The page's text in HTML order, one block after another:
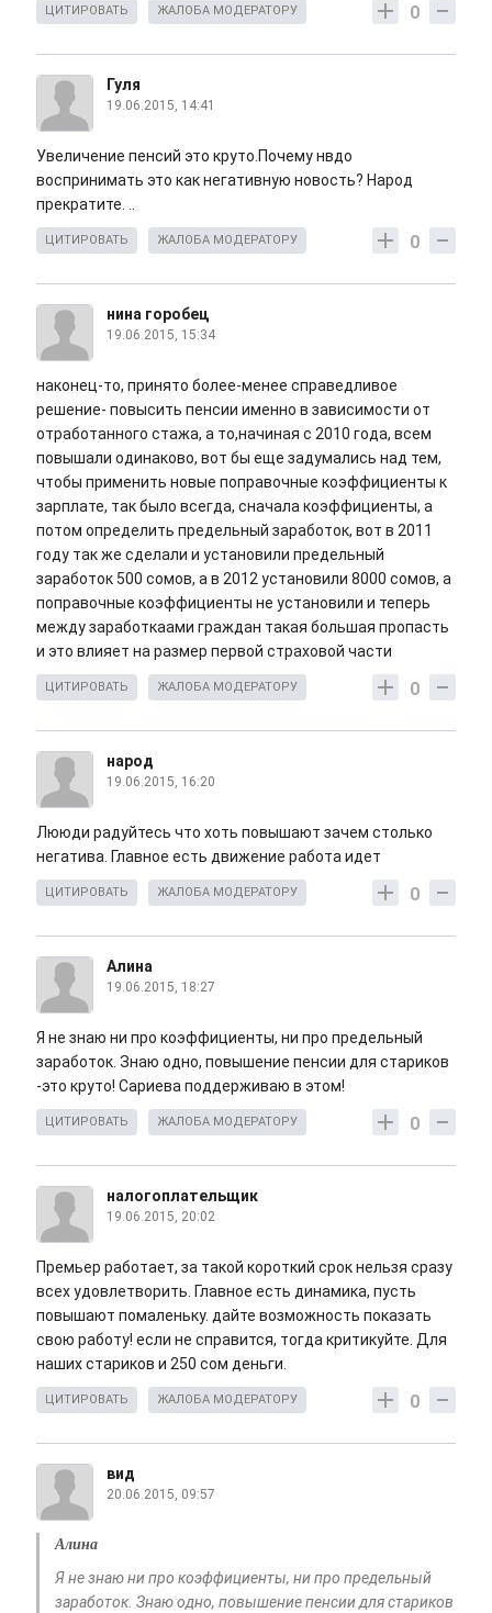
0
ЦИТИРОВАТЬ ЖАЛОБА МОДЕРАТОРУ
Гуля
19.06.2015, 14:41
Увеличение пенсий это круто.Почему нвдо
воспринимать это как негативную новость? Народ
прекратите. ..
0
ЦИТИРОВАТЬ ЖАЛОБА МОДЕРАТОРУ
нина горобец
19.06.2015, 15:34
наконец-то, принято более-менее справедливое
решение- повысить пенсии именно в зависимости от
отработанного стажа, а то,начиная с 2010 года, всем
повышали одинаково, вот бы еще задумались над тем,
чтобы применить новые поправочные коэффициенты к
зарплате, так было всегда, сначала коэффициенты, а
потом определить предельный заработок, вот в 2011
году так же сделали и установили предельный
заработок 500 сомов, а в 2012 установили 8000 сомов, а
поправочные коэффициенты не установили и теперь
между заработкаами граждан такая большая пропасть
и это влияет на размер первой страховой части
0
ЦИТИРОВАТЬ ЖАЛОБА МОДЕРАТОРУ
народ
19.06.2015, 16:20
Лююди радуйтесь что хоть повышают зачем столько
негатива. Главное есть движение работа идет
0
ЦИТИРОВАТЬ ЖАЛОБА МОДЕРАТОРУ
Алина
19.06.2015, 18:27
Я не знаю ни про коэффициенты, ни про предельный
заработок. Знаю одно, повышение пенсии для стариков
-это круто! Сариева поддерживаю в этом!
0
ЦИТИРОВАТЬ ЖАЛОБА МОДЕРАТОРУ
налогоплательщик
19.06.2015, 20:02
Премьер работает, за такой короткий срок нельзя сразу
всех удовлетворить. Главное есть динамика, пусть
повышают помаленьку. дайте возможность показать
свою работу! если не справится, тогда критикуйте. Для
наших стариков и 250 сом деньги.
0
ЦИТИРОВАТЬ ЖАЛОБА МОДЕРАТОРУ
вид
20.06.2015, 09:57
Алина
Я не знаю ни про коэффициенты, ни про предельный
заработок. Знаю одно, повышение пенсии для стариков